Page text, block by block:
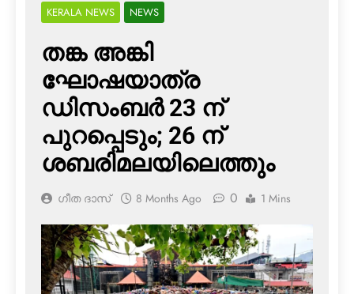
KERALA NEWS NEWS
തങ്ക അങ്കി
ഘോഷയാത്ര
ഡിസംബര്‍ 23 ന്
പുറപ്പെടും; 26 ന്
ശബരിമലയിലെത്തും
ഗീത ദാസ്‌ 8 Months Ago 0 1 Mins